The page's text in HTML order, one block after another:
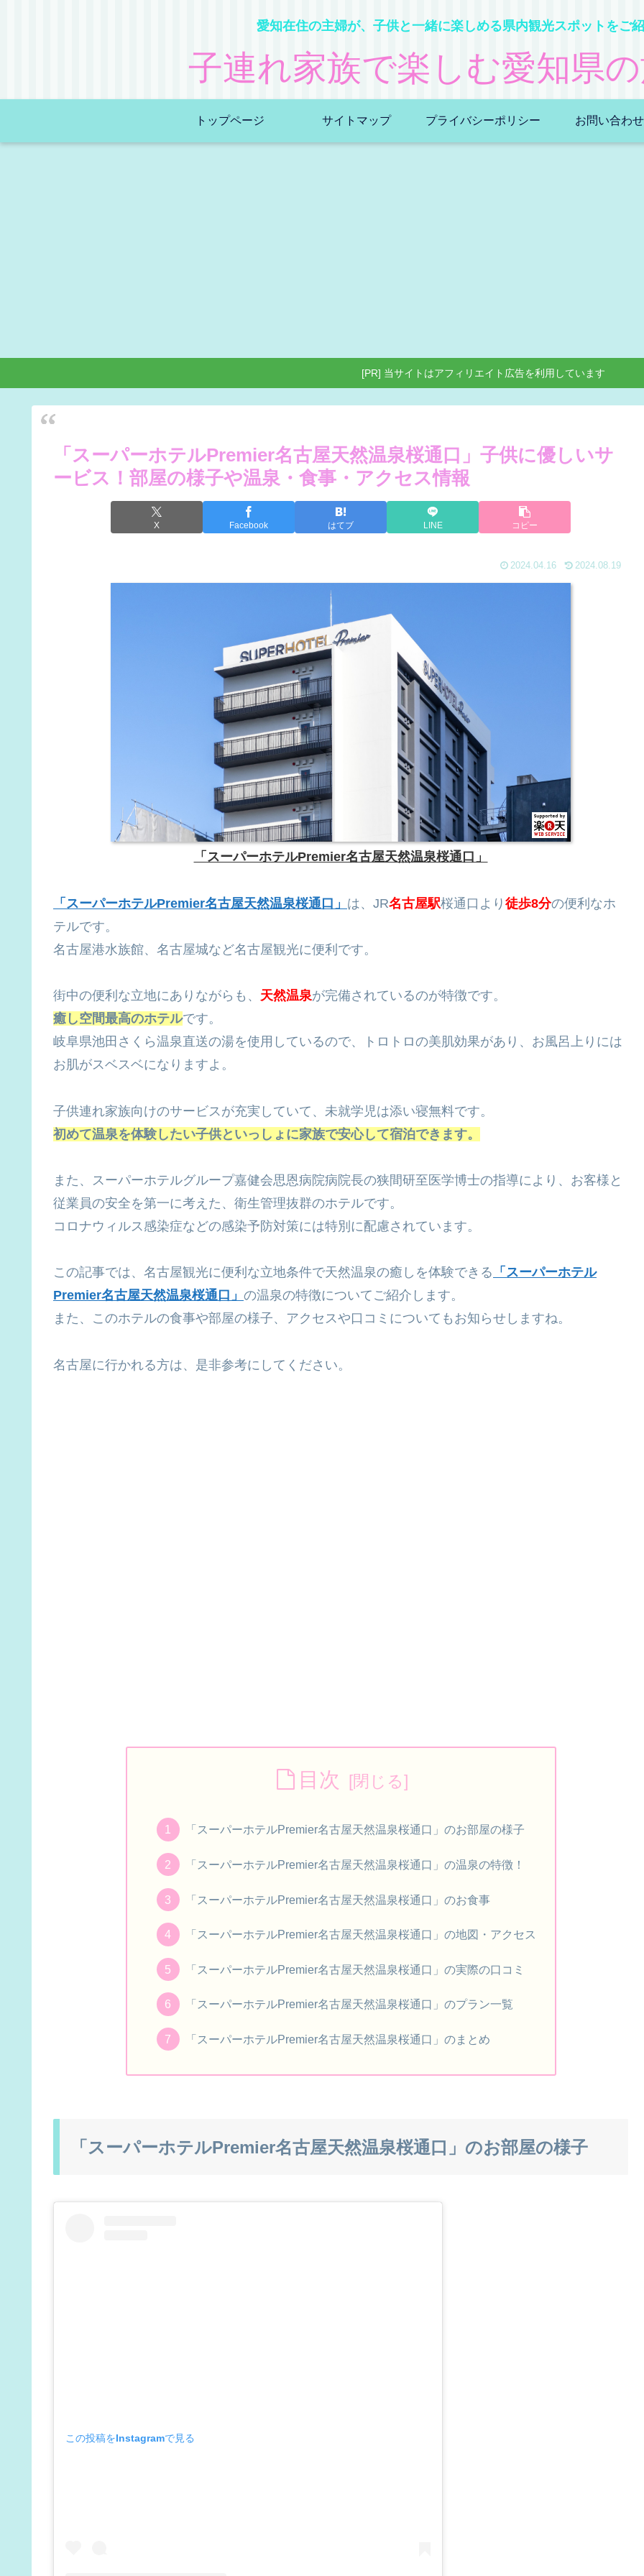
愛知在住の主婦が、子供と一緒に楽しめる県内観光スポットをご
子連れ家族で楽しむ愛知県
トップページ サイトマップ プライバシーポリシー お問い合わせ
[PR] 当サイトはアフィリエイト広告を利用しています
「スーパーホテルPremier名古屋天然温泉桜通口」子供に優しいサ
ービス！部屋の様子や温泉・食事・アクセス情報
X Facebook はてブ LINE コピー
2024.04.16 2024.08.19
「スーパーホテルPremier名古屋天然温泉桜通口」
「スーパーホテルPremier名古屋天然温泉桜通口」 は、JR名古屋駅桜通口より 徒歩8分の便利なホ
テルです。
名古屋港水族館、名古屋城など名古屋観光に便利です。
街中の便利な立地にありながらも、 天然温泉が完備されているのが特徴です。
癒し空間最高のホテルです。
岐阜県池田さくら温泉直送の湯を使用しているので、トロトロの美肌効果があり、お風呂上りには
お肌がスベスベになりますよ。
子供連れ家族向けのサービスが充実していて、未就学児は添い寝無料です。
初めて温泉を体験したい子供といっしょに家族で安心して宿泊できます。
また、スーパーホテルグループ嘉健会思恩病院病院長の狭間研至医学博士の指導により、お客様と
従業員の安全を第一に考えた、衛生管理抜群のホテルです。
コロナウィルス感染症などの感染予防対策には特別に配慮されています。
この記事では、名古屋観光に便利な立地条件で天然温泉の癒しを体験できる 「スーパーホテル
Premier名古屋天然温泉桜通口」 の温泉の特徴についてご紹介します。
また、このホテルの食事や部屋の様子、アクセスや口コミについてもお知らせしますね。
名古屋に行かれる方は、是非参考にしてください。
目次
「スーパーホテルPremier名古屋天然温泉桜通口」のお部屋の様子
「スーパーホテルPremier名古屋天然温泉桜通口」の温泉の特徴！
「スーパーホテルPremier名古屋天然温泉桜通口」のお食事
「スーパーホテルPremier名古屋天然温泉桜通口」の地図・アクセス
「スーパーホテルPremier名古屋天然温泉桜通口」の実際の口コミ
「スーパーホテルPremier名古屋天然温泉桜通口」のプラン一覧
「スーパーホテルPremier名古屋天然温泉桜通口」のまとめ
「スーパーホテルPremier名古屋天然温泉桜通口」のお部屋の様子
この投稿をInstagramで見る